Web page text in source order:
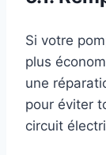
Si votre
plus
une
pour éviter
circuit